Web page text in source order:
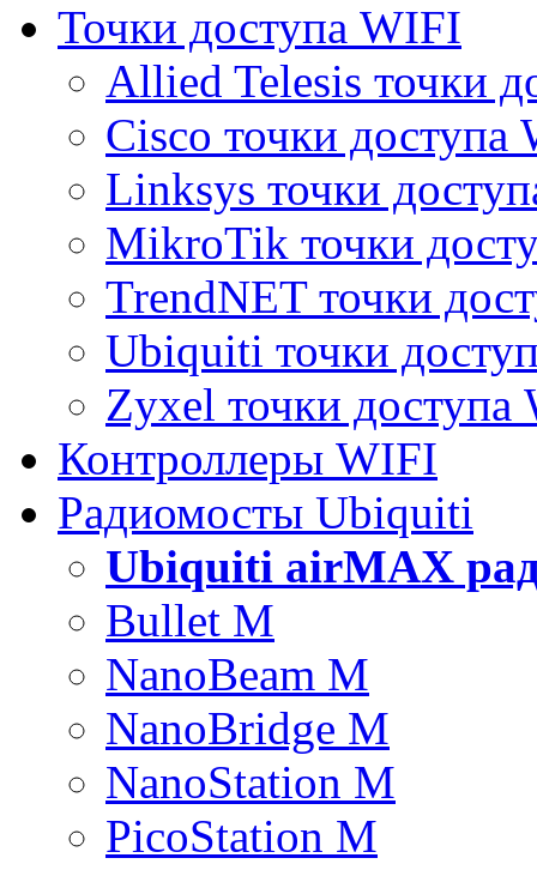
Точки доступа WIFI
Allied Telesis точки
Cisco точки доступа
Linksys точки
MikroTik точки
TrendNET точки
Ubiquiti точки
Zyxel точки доступа
Контроллеры WIFI
Радиомосты Ubiquiti
Ubiquiti airMAX
Bullet M
NanoBeam M
NanoBridge M
NanoStation M
PicoStation M